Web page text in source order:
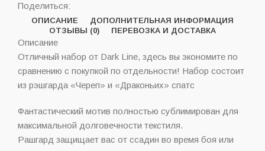
Поделиться:
ОПИСАНИЕ
ДОПОЛНИТЕЛЬНАЯ ИНФОРМАЦИЯ
ОТЗЫВЫ (0)
ПЕРЕВОЗКА И ДОСТАВКА
Описание
Отличный набор от Dark Line, здесь вы экономите по
сравнению с покупкой по отдельности! Набор состоит
из рэшгарда «Череп» и «Драконьих» спатс
Фантастический мотив полностью сублимирован для
максимальной долговечности текстиля.
Рашгард защищает вас от ссадин во время боя или